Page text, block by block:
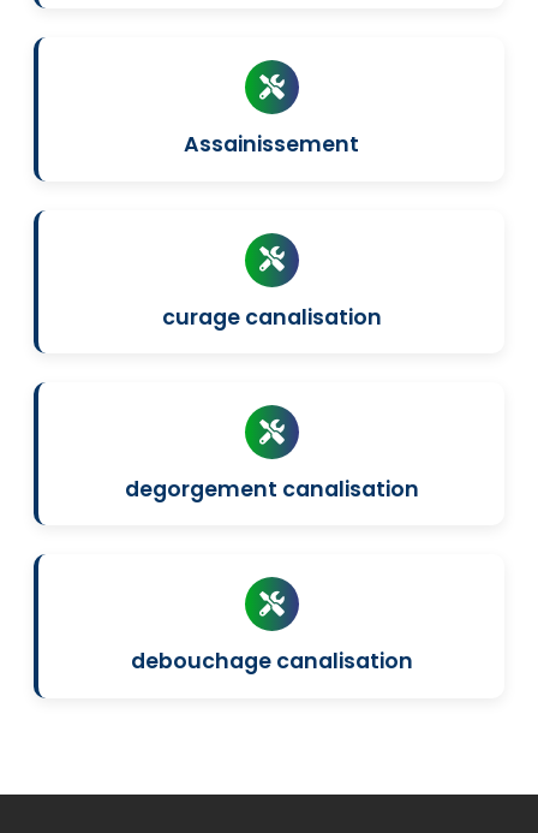
Assainissement
curage canalisation
degorgement canalisation
debouchage canalisation